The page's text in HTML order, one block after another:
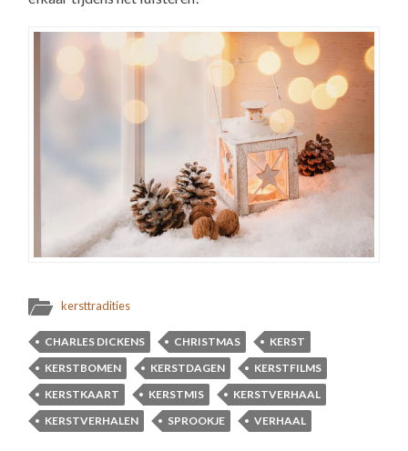
kersttradities
CHARLES DICKENS CHRISTMAS
KERST
KERSTBOMEN
KERSTDAGEN
KERSTFILMS
KERSTKAART
KERSTMIS
KERSTVERHAAL
KERSTVERHALEN
SPROOKJE VERHAAL